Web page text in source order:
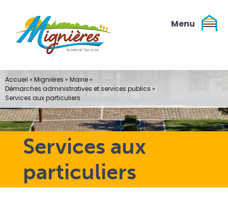
contenu
Services aux
particuliers
Accueil » Mignières » Mairie»
Démarches administratives et services publics »
Services aux particuliers